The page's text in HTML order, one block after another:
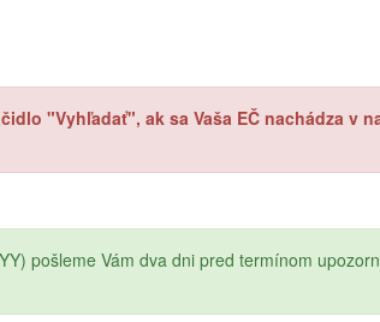
"Vyhľadať", ak sa Vaša EČ nachádza v
pošleme Vám dva dni pred termínom